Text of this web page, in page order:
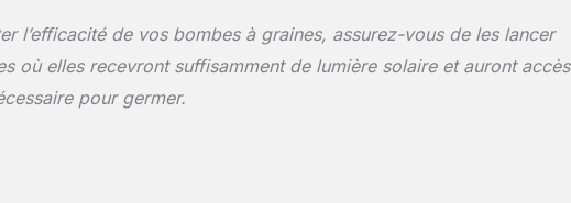
l’efficacité de vos bombes à graines, assurez-vous de les lancer
où elles recevront suffisamment de lumière solaire et auront accès
pour germer.